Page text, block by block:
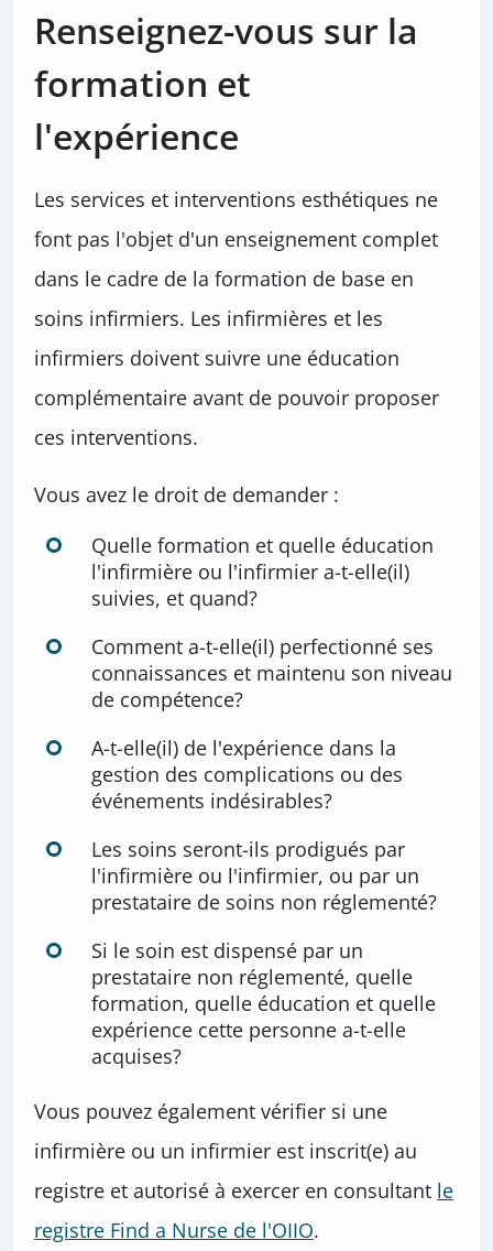
Renseignez-vous sur la
formation et
l'expérience
Les services et interventions esthétiques ne
font pas l'objet d'un enseignement complet
dans le cadre de la formation de base en
soins infirmiers. Les infirmières et les
infirmiers doivent suivre une éducation
complémentaire avant de pouvoir proposer
ces interventions.
Vous avez le droit de demander :
Quelle formation et quelle éducation
l'infirmière ou l'infirmier a-t-elle(il)
suivies, et quand?
Comment a-t-elle(il) perfectionné ses
connaissances et maintenu son niveau
de compétence?
A-t-elle(il) de l'expérience dans la
gestion des complications ou des
événements indésirables?
Les soins seront-ils prodigués par
l'infirmière ou l'infirmier, ou par un
prestataire de soins non réglementé?
Si le soin est dispensé par un
prestataire non réglementé, quelle
formation, quelle éducation et quelle
expérience cette personne a-t-elle
acquises?
Vous pouvez également vérifier si une
infirmière ou un infirmier est inscrit(e) au
registre et autorisé à exercer en consultant le
registre Find a Nurse de l'OIIO.